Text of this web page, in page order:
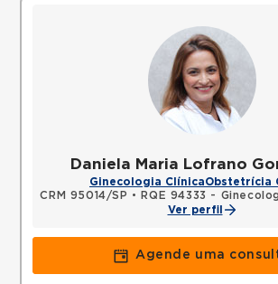
Daniela Maria Lofrano
Ginecologia ClínicaObstetrícia
CRM 95014/SP •
RQE 94333 -
Ver perfil
Agende uma